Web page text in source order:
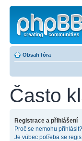
Obsah fóra
Často
Registrace a přihlášení
Proč se nemohu přihlásit?
Je vůbec potřeba se